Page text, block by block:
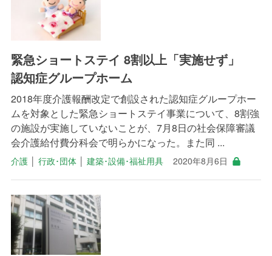
緊急ショートステイ 8割以上「実施せず」
認知症グループホーム
2018年度介護報酬改定で創設された認知症グループホー
ムを対象とした緊急ショートステイ事業について、8割強
の施設が実施していないことが、7月8日の社会保障審議
会介護給付費分科会で明らかになった。また同 ...
介護│ 行政･団体│ 建築･設備･福祉用具 2020年8月6日